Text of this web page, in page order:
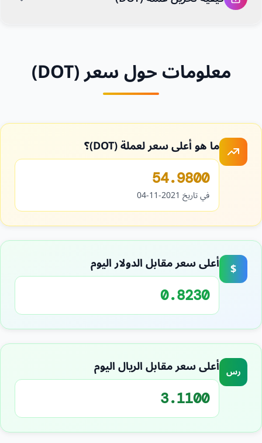
معلومات حول سعر (DOT)
ما هو أعلى سعر لعملة (DOT)؟
54.9800
في تاريخ 2021-11-04
$ أعلى سعر مقابل الدولار اليوم
0.8230
رس أعلى سعر مقابل الريال اليوم
3.1100